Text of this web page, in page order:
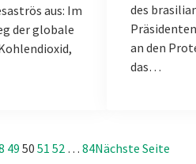
aus: Im
der globale
des
an den
das…
49 50 51 52 … 84Nächste Seite